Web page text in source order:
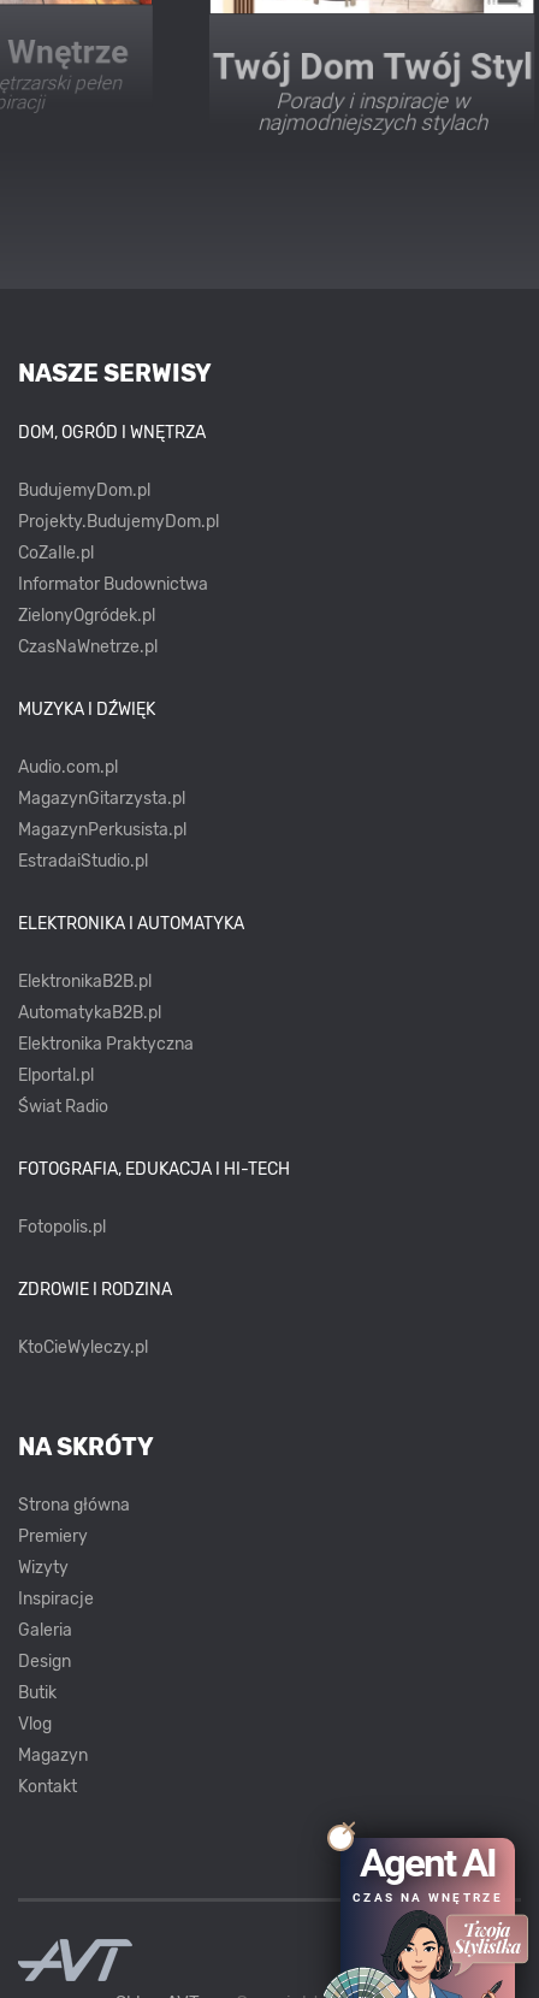
Twój Dom Twój Styl
Porady i inspiracje w
najmodniejszych stylach
NASZE SERWISY
DOM, OGRÓD I WNĘTRZA
BudujemyDom.pl
Projekty.BudujemyDom.pl
CoZaIle.pl
Informator Budownictwa
ZielonyOgródek.pl
CzasNaWnetrze.pl
MUZYKA I DŹWIĘK
Audio.com.pl
MagazynGitarzysta.pl
MagazynPerkusista.pl
EstradaiStudio.pl
ELEKTRONIKA I AUTOMATYKA
ElektronikaB2B.pl
AutomatykaB2B.pl
Elektronika Praktyczna
Elportal.pl
Świat Radio
FOTOGRAFIA, EDUKACJA I HI-TECH
Fotopolis.pl
ZDROWIE I RODZINA
KtoCieWyleczy.pl
NA SKRÓTY
Strona główna
Premiery
Wizyty
Inspiracje
Galeria
Design
Butik
Vlog
Magazyn
Kontakt
Agent AI
CZAS NA WNĘTRZE